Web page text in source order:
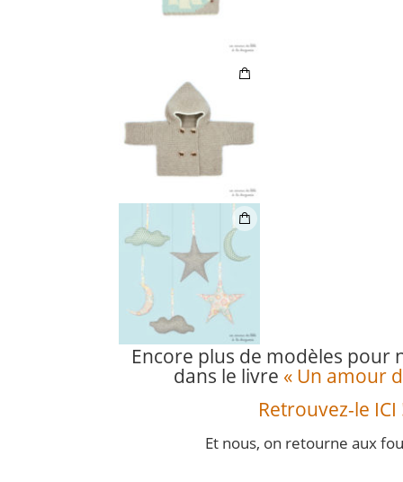
Encore plus de modèles pour
dans le livre « Un amour
Retrouvez-le ICI
Et nous, on retourne aux